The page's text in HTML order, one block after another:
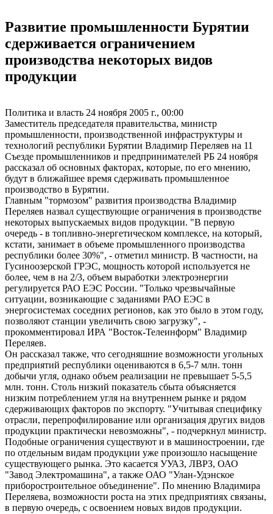
Развитие промышленности Бурятии
сдерживается ограничением
производства некоторых видов
продукции
Политика и власть 24 ноября 2005 г., 00:00
Заместитель председателя правительства, министр
промышленности, производственной инфраструктуры и
технологий республики Бурятии Владимир Переляев на 11
Съезде промышленников и предпринимателей РБ 24 ноября
рассказал об основных факторах, которые, по его мнению,
будут в ближайшее время сдерживать промышленное
производство в Бурятии.
Главным "тормозом" развития производства Владимир
Переляев назвал существующие ограничения в производстве
некоторых выпускаемых видов продукции. "В первую
очередь - в топливно-энергетическом комплексе, на который,
кстати, занимает в объеме промышленного производства
республики более 30%", - отметил министр. В частности, на
Гусиноозерской ГРЭС, мощность которой используется не
более, чем в на 2/3, объем выработки электроэнергии
регулируется РАО ЕЭС России. "Только чрезвычайные
ситуации, возникающие с заданиями РАО ЕЭС в
энергосистемах соседних регионов, как это было в этом году,
позволяют станции увеличить свою загрузку", -
прокомментировал ИРА "Восток-Телеинформ" Владимир
Переляев.
Он рассказал также, что сегодняшние возможности угольных
предприятий республики оцениваются в 6,5-7 млн. тонн
добычи угля, однако объем реализации не превышает 5-5,5
млн. тонн. Столь низкий показатель сбыта объясняется
низким потреблением угля на внутреннем рынке и рядом
сдерживающих факторов по экспорту. "Учитывая специфику
отрасли, перепрофилирование или организация других видов
продукции практически невозможны", - подчеркнул министр.
Подобные ограничения существуют и в машиностроении, где
по отдельным видам продукции уже произошло насыщение
существующего рынка. Это касается УУАЗ, ЛВРЗ, ОАО
"Завод Электромашина", а также ОАО "Улан-Удэнское
приборостроительное объединение". По мнению Владимира
Переляева, возможности роста на этих предприятиях связаны,
в первую очередь, с освоением новых видов продукции.